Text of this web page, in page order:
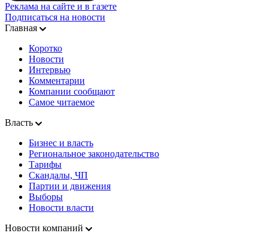
Реклама на сайте и в газете
Подписаться на новости
Главная
Коротко
Новости
Интервью
Комментарии
Компании сообщают
Самое читаемое
Власть
Бизнес и власть
Региональное законодательство
Тарифы
Скандалы, ЧП
Партии и движения
Выборы
Новости власти
Новости компаний